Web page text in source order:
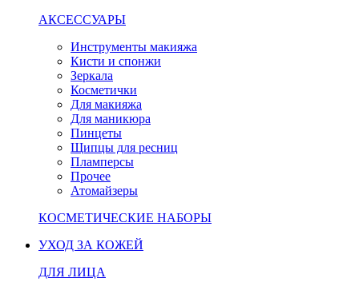
АКСЕССУАРЫ
Инструменты макияжа
Кисти и спонжи
Зеркала
Косметички
Для макияжа
Для маникюра
Пинцеты
Щипцы для ресниц
Пламперсы
Прочее
Атомайзеры
КОСМЕТИЧЕСКИЕ НАБОРЫ
УХОД ЗА КОЖЕЙ
ДЛЯ ЛИЦА